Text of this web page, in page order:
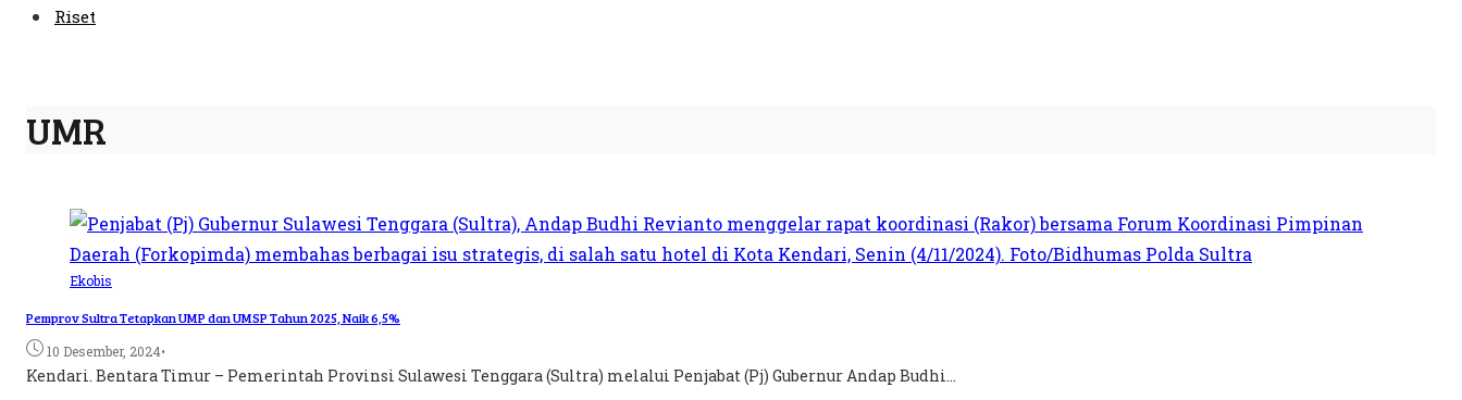
Riset
UMR
Ekobis
Pemprov Sultra Tetapkan UMP dan UMSP Tahun 2025, Naik 6,5%
10 Desember, 2024•
Kendari. Bentara Timur – Pemerintah Provinsi Sulawesi Tenggara (Sultra) melalui Penjabat (Pj) Gubernur Andap Budhi...